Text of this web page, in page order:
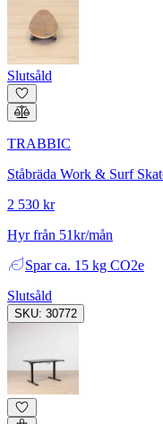
Slutsåld
TRABBIC
Ståbräda Work & Surf
2 530 kr
Hyr från 51kr/mån
Spar ca. 15 kg CO2e
Slutsåld
SKU: 30772